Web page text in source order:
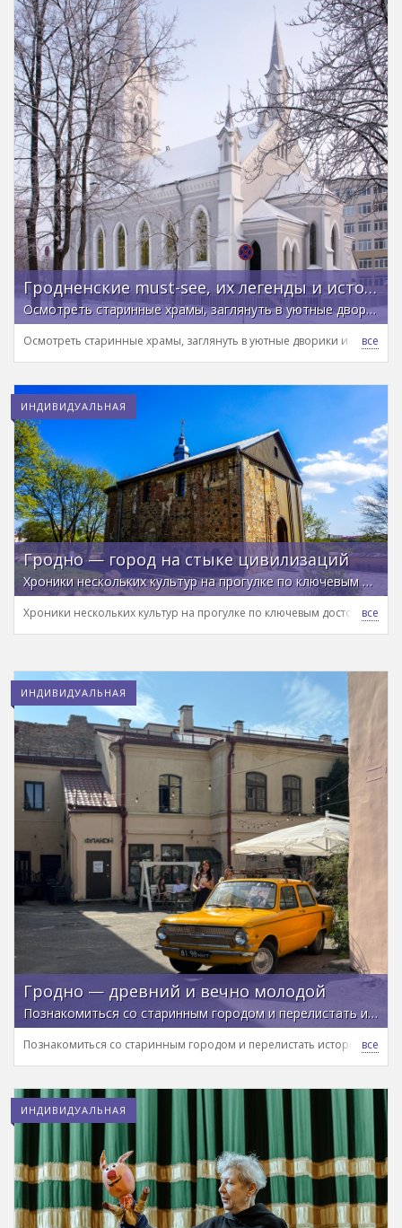
Гродненские must-see, их легенды и история — на автопешеходной экскурсии
Осмотреть старинные храмы, заглянуть в уютные дворики и узнать о закате могущественного государства
Осмотреть старинные храмы, заглянуть в уютные дворики и узнать о
ИНДИВИДУАЛЬНАЯ
Гродно — город на стыке цивилизаций
Хроники нескольких культур на прогулке по ключевым достопримечательностям
Хроники нескольких культур на прогулке по ключевым
ИНДИВИДУАЛЬНАЯ
Гродно — древний и вечно молодой
Познакомиться со старинным городом и перелистать историю в девять столетий
Познакомиться со старинным городом и перелистать историю в
ИНДИВИДУАЛЬНАЯ